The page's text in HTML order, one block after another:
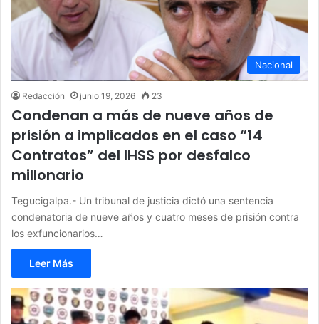
Nacional
Redacción junio 19, 2026 23
Condenan a más de nueve años de
prisión a implicados en el caso “14
Contratos” del IHSS por desfalco
millonario
Tegucigalpa.- Un tribunal de justicia dictó una sentencia
condenatoria de nueve años y cuatro meses de prisión contra
los exfuncionarios…
Leer Más